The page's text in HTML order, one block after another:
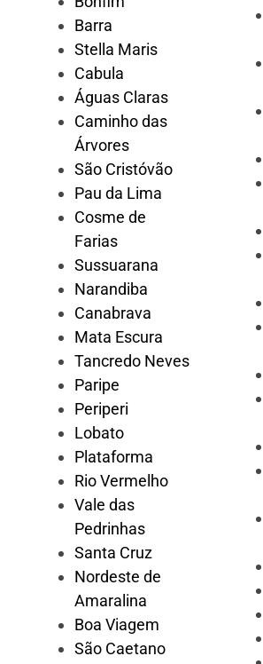
Barra
Stella Maris
Cabula
Águas Claras
Caminho das
Árvores
São Cristóvão
Pau da Lima
Cosme de
Farias
Sussuarana
Narandiba
Canabrava
Mata Escura
Tancredo Neves
Paripe
Periperi
Lobato
Plataforma
Rio Vermelho
Vale das
Pedrinhas
Santa Cruz
Nordeste de
Amaralina
Boa Viagem
São Caetano